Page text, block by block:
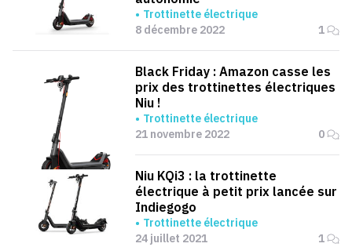
Trottinette électrique
8 décembre 2022
1
Black Friday : Amazon casse les
prix des trottinettes électriques
Niu !
Trottinette électrique
21 novembre 2022
0
Niu KQi3 : la trottinette
électrique à petit prix lancée sur
Indiegogo
Trottinette électrique
24 juillet 2021
1